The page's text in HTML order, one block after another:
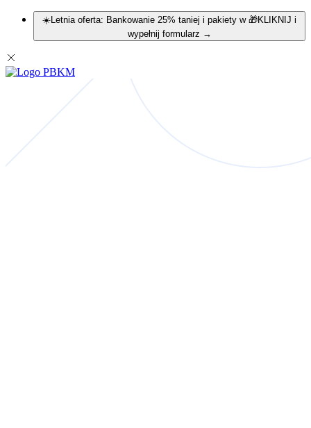
☀️Letnia oferta: Bankowanie 25% taniej i pakiety w 🎁KLIKNIJ i
wypełnij formularz →